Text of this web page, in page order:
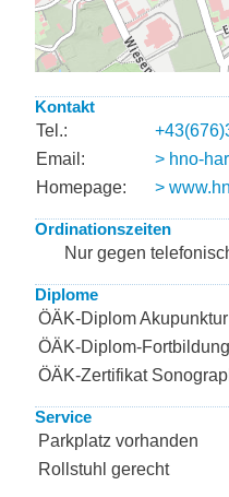
Kontakt
Tel.:
Email:
> hno-
Homepage:
>
Ordinationszeiten
Nur gegen
Diplome
ÖÄK-Diplom Akupunktur
ÖÄK-Diplom-Fortbildung
ÖÄK-Zertifikat
Service
Parkplatz vorhanden
Rollstuhl gerecht